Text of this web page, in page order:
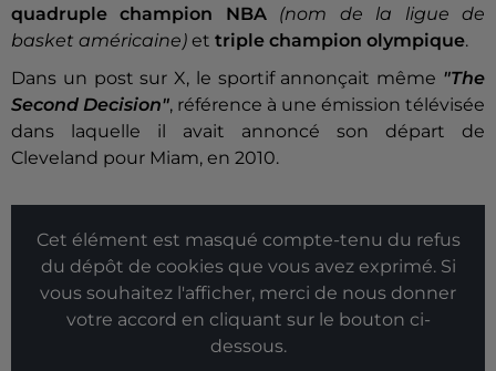
quadruple champion NBA(nom de la ligue de
basket américaine) et triple champion olympique.
Dans un post sur X, le sportif annonçait même "The
Second Decision", référence à une émission télévisée
dans laquelle il avait annoncé son départ de
Cleveland pour Miam, en 2010.
Cet élément est masqué compte-tenu du refus
du dépôt de cookies que vous avez exprimé. Si
vous souhaitez l'afficher, merci de nous donner
votre accord en cliquant sur le bouton ci-
dessous.